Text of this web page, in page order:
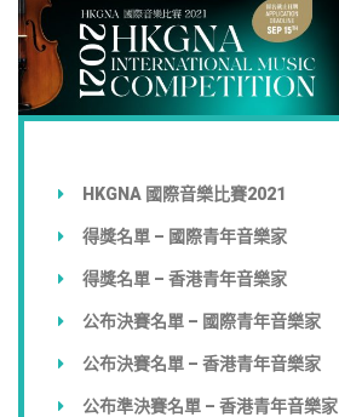
HKGNA 國際音樂比賽2021
得獎名單 – 國際青年音樂家
得獎名單 – 香港青年音樂家
公布決賽名單 – 國際青年音樂家
公布決賽名單 – 香港青年音樂家
公布準決賽名單 – 香港青年音樂家